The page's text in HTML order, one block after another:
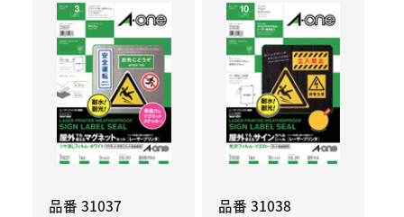
品番 31037 品番 31038